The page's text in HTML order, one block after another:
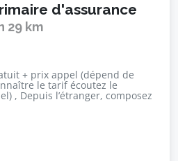
d'assurance
29 km
+ prix appel (dépend de
le tarif écoutez le
, Depuis l’étranger, composez